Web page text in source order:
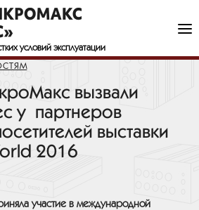
условий эксплуатации
вызвали
у партнеров
выставки
2016
участие в международной